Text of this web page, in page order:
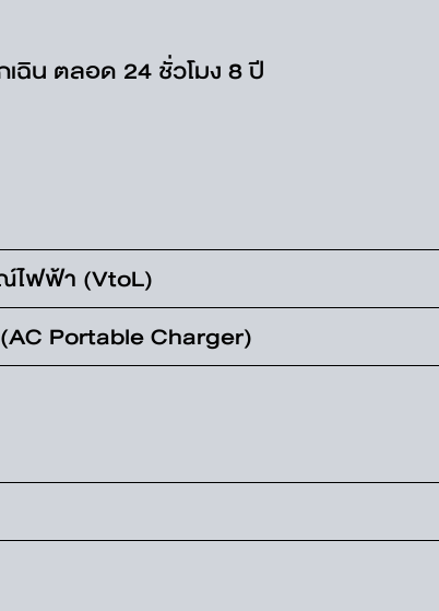
ฉิน ตลอด 24 ชั่วโมง 8 ปี
ไฟฟ้า (VtoL)
Portable Charger)